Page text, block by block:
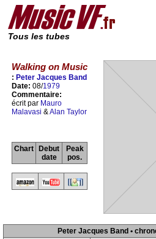
Tous les tubes
Walking on Music
: Peter Jacques Band
Date: 08/1979
Commentaire:
écrit par Mauro
Malavasi &Alan Taylor
Chart
Debut
date
Peak
pos.
Peter Jacques Band •